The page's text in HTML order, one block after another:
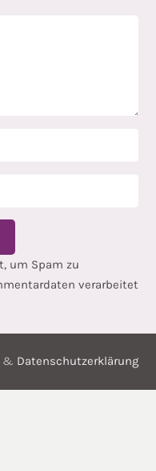
um Spam zu
verarbeitet
& Datenschutzerklärung